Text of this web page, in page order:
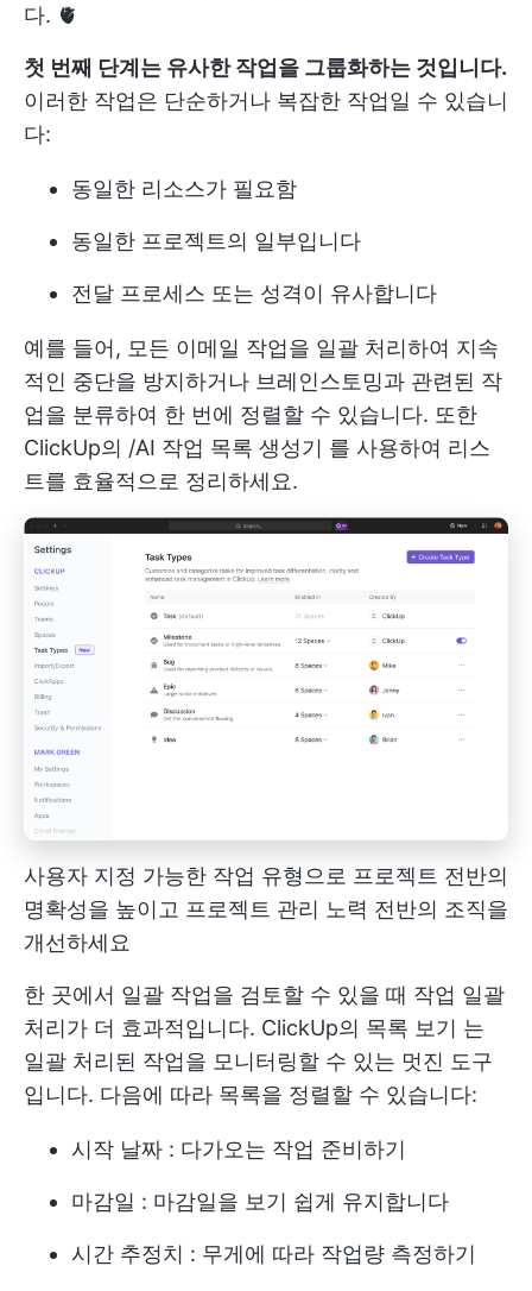
다. 🫀
첫 번째 단계는 유사한 작업을 그룹화하는 것입니다.
이러한 작업은 단순하거나 복잡한 작업일 수 있습니
다:
동일한 리소스가 필요함
동일한 프로젝트의 일부입니다
전달 프로세스 또는 성격이 유사합니다
예를 들어, 모든 이메일 작업을 일괄 처리하여 지속
적인 중단을 방지하거나 브레인스토밍과 관련된 작
업을 분류하여 한 번에 정렬할 수 있습니다. 또한
ClickUp의 /AI 작업 목록 생성기 를 사용하여 리스
트를 효율적으로 정리하세요.
사용자 지정 가능한 작업 유형으로 프로젝트 전반의
명확성을 높이고 프로젝트 관리 노력 전반의 조직을
개선하세요
한 곳에서 일괄 작업을 검토할 수 있을 때 작업 일괄
처리가 더 효과적입니다. ClickUp의 목록 보기 는
일괄 처리된 작업을 모니터링할 수 있는 멋진 도구
입니다. 다음에 따라 목록을 정렬할 수 있습니다:
시작 날짜 : 다가오는 작업 준비하기
마감일 : 마감일을 보기 쉽게 유지합니다
시간 추정치 : 무게에 따라 작업량 측정하기